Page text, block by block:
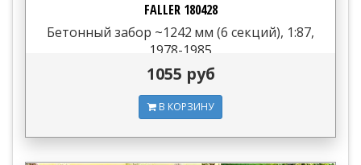
FALLER 180428
Бетонный забор ~1242 мм (6 секций), 1:87,
1978-1985
1055 руб
В КОРЗИНУ